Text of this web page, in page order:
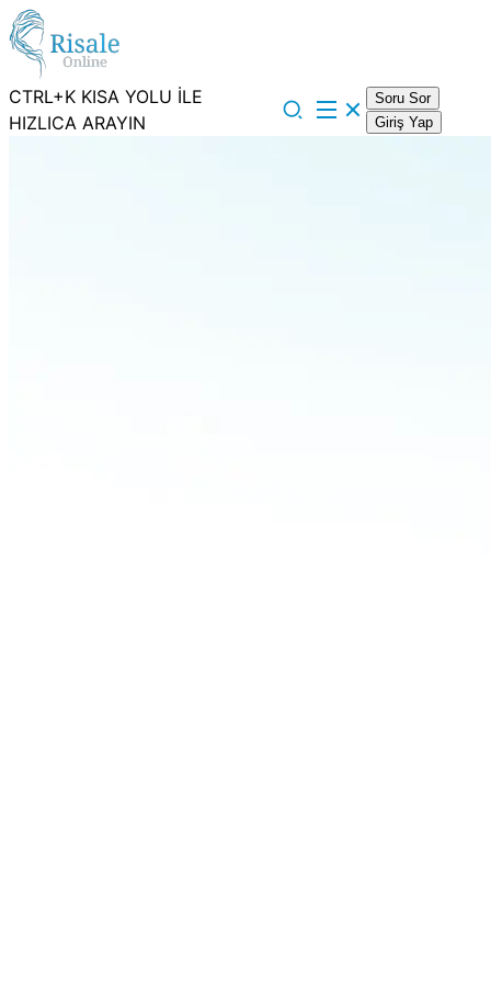
CTRL+K KISA YOLU İLE
HIZLICA ARAYIN
Soru Sor
Giriş Yap